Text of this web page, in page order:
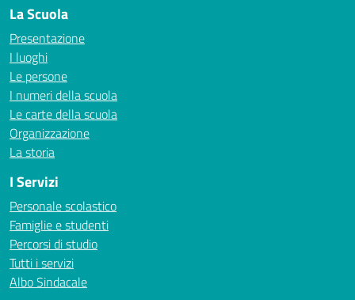
La Scuola
Presentazione
I luoghi
Le persone
I numeri della scuola
Le carte della scuola
Organizzazione
La storia
I Servizi
Personale scolastico
Famiglie e studenti
Percorsi di studio
Tutti i servizi
Albo Sindacale